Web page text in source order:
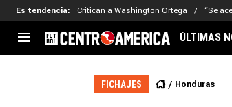
Es tendencia: Critican a Washington Ortega “Se
CENTROAMÉRICA
CONCACAF
ÚLTIMAS
FICHAJES Honduras